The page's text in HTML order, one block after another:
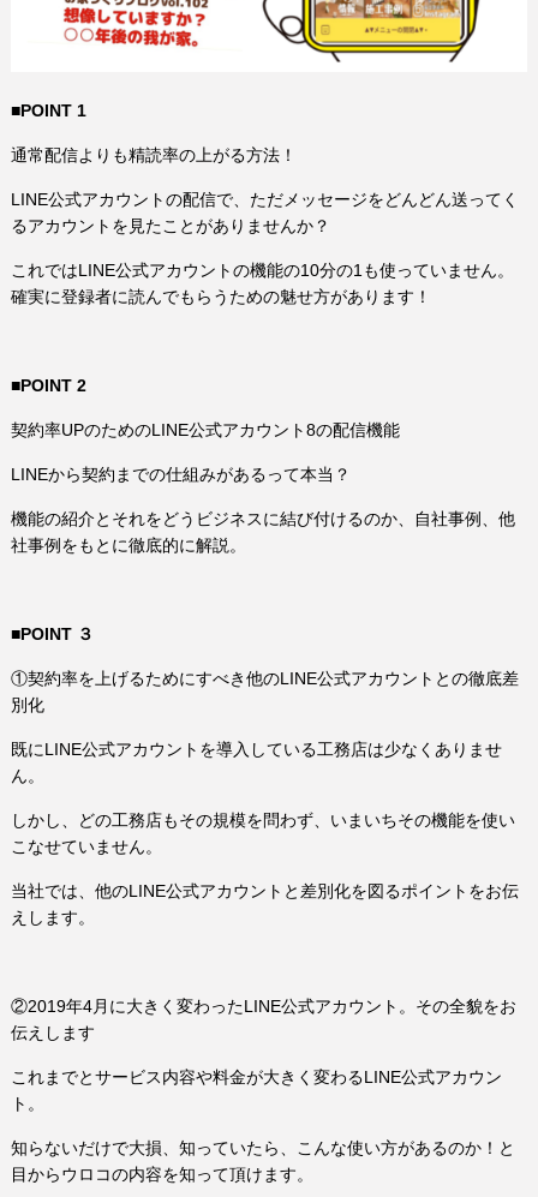
■POINT 1
通常配信よりも精読率の上がる方法！
LINE公式アカウントの配信で、ただメッセージをどんどん送ってく
るアカウントを見たことがありませんか？
これではLINE公式アカウントの機能の10分の1も使っていません。
確実に登録者に読んでもらうための魅せ方があります！
■POINT 2
契約率UPのためのLINE公式アカウント8の配信機能
LINEから契約までの仕組みがあるって本当？
機能の紹介とそれをどうビジネスに結び付けるのか、自社事例、他
社事例をもとに徹底的に解説。
■POINT ３
①契約率を上げるためにすべき他のLINE公式アカウントとの徹底差
別化
既にLINE公式アカウントを導入している工務店は少なくありませ
ん。
しかし、どの工務店もその規模を問わず、いまいちその機能を使い
こなせていません。
当社では、他のLINE公式アカウントと差別化を図るポイントをお伝
えします。
②2019年4月に大きく変わったLINE公式アカウント。その全貌をお
伝えします
これまでとサービス内容や料金が大きく変わるLINE公式アカウン
ト。
知らないだけで大損、知っていたら、こんな使い方があるのか！と
目からウロコの内容を知って頂けます。